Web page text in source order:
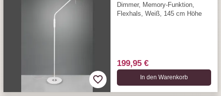
Dimmer, Memory-Funktion,
Flexhals, Weiß, 145 cm Höhe
199,95 €
In den Warenkorb